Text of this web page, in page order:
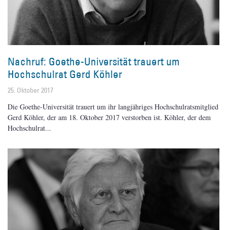
Nachruf: Goethe-Universität trauert um
Hochschulrat Gerd Köhler
25. Oktober 2017
Die Goethe-Universität trauert um ihr langjähriges Hochschulratsmitglied
Gerd Köhler, der am 18. Oktober 2017 verstorben ist. Köhler, der dem
Hochschulrat